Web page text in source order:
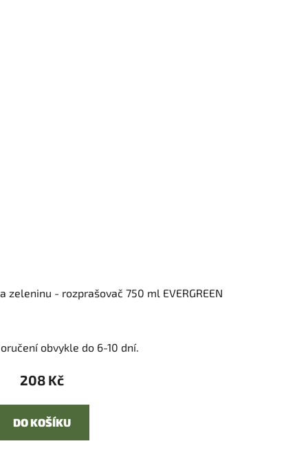
- rozprašovač 750 ml EVERGREEN
obvykle do 6-10 dní.
208 Kč
DO KOŠÍKU